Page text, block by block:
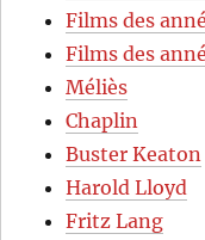
Films des
Films des
Méliès
Chaplin
Buster Keaton
Harold Lloyd
Fritz Lang